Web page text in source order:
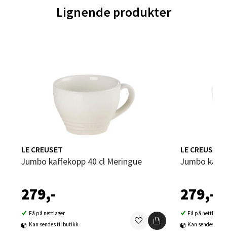
Lignende produkter
LE CREUSET
Jumbo kaffekopp 40 cl Meringue
279,-
Få på nettlager
Kan sendes til butikk
LE CREUSET
Jumbo
279,-
Få på nettlager
Kan sendes til
0 i butikk
Leirvik - Stord
Torgbakken 2, 5401 Stord
Åpent i dag 10-15
Velg
Oslo - Thon Senter Storo